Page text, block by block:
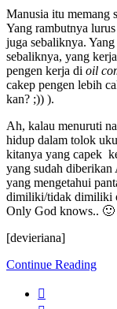
Manusia itu memang
Yang rambutnya
juga sebaliknya.
sebaliknya, yang
pengen kerja di oil
cakep pengen lebih
kan? ;)) ).
Ah, kalau menuruti
hidup dalam tolok
kitanya yang capek
yang sudah diberikan
yang mengetahui
dimiliki/tidak dimiliki
Only God knows.. 🙂
[devieriana]
Continue Reading